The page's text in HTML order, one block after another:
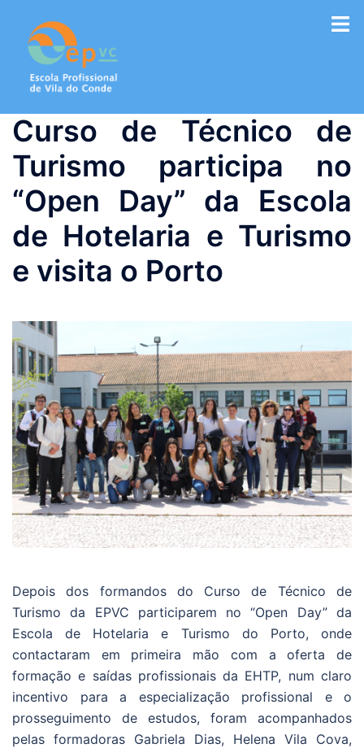
conteúdo
Curso de Técnico de
Turismo participa no
“Open Day” da Escola
de Hotelaria e Turismo
e visita o Porto
Depois dos formandos do Curso de Técnico de
Turismo da EPVC participarem no “Open Day” da
Escola de Hotelaria e Turismo do Porto, onde
contactaram em primeira mão com a oferta de
formação e saídas profissionais da EHTP, num claro
incentivo para a especialização profissional e o
prosseguimento de estudos, foram acompanhados
pelas formadoras Gabriela Dias, Helena Vila Cova,